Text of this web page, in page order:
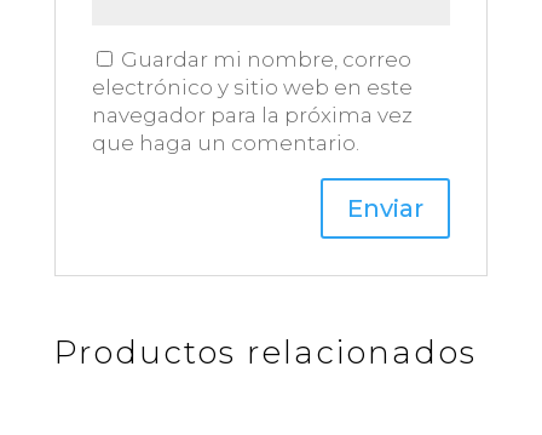
Guardar mi nombre, correo
electrónico y sitio web en este
navegador para la próxima vez
que haga un comentario.
Productos relacionados